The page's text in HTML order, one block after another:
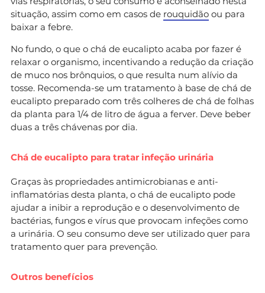
situação, assim como em casos de rouquidão ou para
baixar a febre.
No fundo, o que o chá de eucalipto acaba por fazer é
relaxar o organismo, incentivando a redução da criação
de muco nos brônquios, o que resulta num alívio da
tosse. Recomenda-se um tratamento à base de chá de
eucalipto preparado com três colheres de chá de folhas
da planta para 1/4 de litro de água a ferver. Deve beber
duas a três chávenas por dia.
Chá de eucalipto para tratar infeção urinária
Graças às propriedades antimicrobianas e anti-
inflamatórias desta planta, o chá de eucalipto pode
ajudar a inibir a reprodução e o desenvolvimento de
bactérias, fungos e vírus que provocam infeções como
a urinária. O seu consumo deve ser utilizado quer para
tratamento quer para prevenção.
Outros benefícios